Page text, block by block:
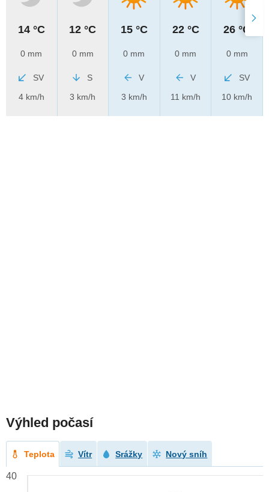
14 °C
0 mm
SV
4 km/h
12 °C
0 mm
S
3 km/h
15 °C
0 mm
V
3 km/h
22 °C
0 mm
V
11 km/h
26 °C
0 mm
SV
10 km/h
Výhled počasí
Teplota Vítr Srážky Nový sníh
40